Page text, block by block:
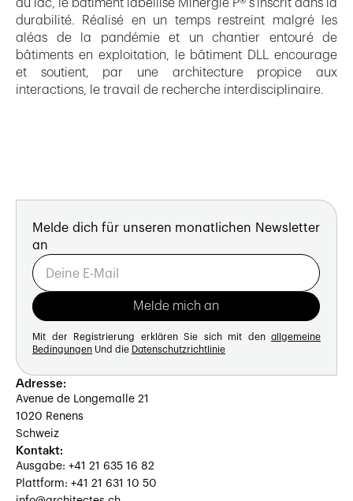
du lac, le bâtiment labellisé Minergie P® s’inscrit dans la
durabilité. Réalisé en un temps restreint malgré les
aléas de la pandémie et un chantier entouré de
bâtiments en exploitation, le bâtiment DLL encourage
et soutient, par une architecture propice aux
interactions, le travail de recherche interdisciplinaire.
Melde dich für unseren monatlichen Newsletter
an
Mit der Registrierung erklären Sie sich mit den allgemeine
Bedingungen Und die Datenschutzrichtlinie
Adresse:
Avenue de Longemalle 21
1020 Renens
Schweiz
Kontakt:
Ausgabe: +41 21 635 16 82
Plattform: +41 21 631 10 50